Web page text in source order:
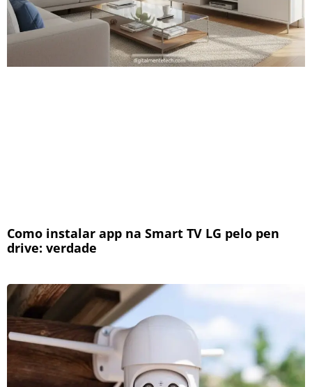
Como instalar app na Smart TV LG pelo pen
drive: verdade